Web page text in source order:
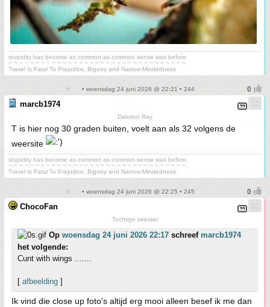
stupidity has become as common as common sense was before
~ ~ ~ ~ ~ ~ ~ ~ ~ ~ ~ ~ ~ ~ ~ ~ ~ ~ ~ ~ ~ ~ ~ ~ ~ ~ ~ ~ ~ ~ ~ ~ ~
Travel Is Fatal To Prejudice, Bigotry and Narrow-Mindedness
• woensdag 24 juni 2026 @ 22:21 • 244
marcb1974
Dakshin Ray
T is hier nog 30 graden buiten, voelt aan als 32 volgens de
weersite
stupidity has become as common as common sense was before
~ ~ ~ ~ ~ ~ ~ ~ ~ ~ ~ ~ ~ ~ ~ ~ ~ ~ ~ ~ ~ ~ ~ ~ ~ ~ ~ ~ ~ ~ ~ ~ ~
Travel Is Fatal To Prejudice, Bigotry and Narrow-Mindedness
• woensdag 24 juni 2026 @ 22:25 • 245
ChocoFan
Tochtige zeester
Op woensdag 24 juni 2026 22:17 schreef marcb1974
het volgende:
Cunt with wings .......
[ afbeelding ]
Ik vind die close up foto's altijd erg mooi alleen besef ik me dan